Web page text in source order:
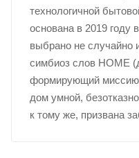
технологичной
основана в 2019 году
выбрано не случайно
симбиоз слов HOME
формирующий
дом умной,
к тому же, призвана